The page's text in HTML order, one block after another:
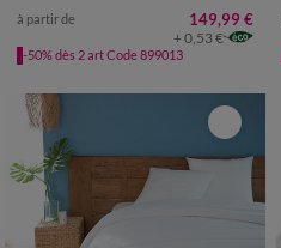
à partir de 149,99 €
+ 0,53 €
-50% dès 2 art Code 899013